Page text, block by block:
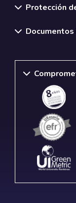
Protección